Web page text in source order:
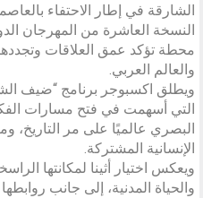
الشارقة في إطار الاحتفاء
النسخة العاشرة من المهرجان
محطة تؤكد عمق العلاقات وتجددها
والعالم العربي.
ويطلق اكسبوجر برنامج “ضيف
التي أسهمت في فتح مسارات
البصري عالميًا على مر التاريخ،
الإنسانية المشتركة.
ويعكس اختيار أثينا لمكانتها
والحياة المدنية، إلى جانب